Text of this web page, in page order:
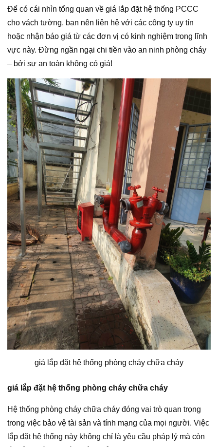
Để có cái nhìn tổng quan về giá lắp đặt hệ thống PCCC
cho vách tường, bạn nên liên hệ với các công ty uy tín
hoặc nhận báo giá từ các đơn vị có kinh nghiệm trong lĩnh
vực này. Đừng ngần ngại chi tiền vào an ninh phòng cháy
– bởi sự an toàn không có giá!
giá lắp đặt hệ thống phòng cháy chữa cháy
giá lắp đặt hệ thống phòng cháy chữa cháy
Hệ thống phòng cháy chữa cháy đóng vai trò quan trọng
trong việc bảo vệ tài sản và tính mạng của mọi người. Việc
lắp đặt hệ thống này không chỉ là yêu cầu pháp lý mà còn